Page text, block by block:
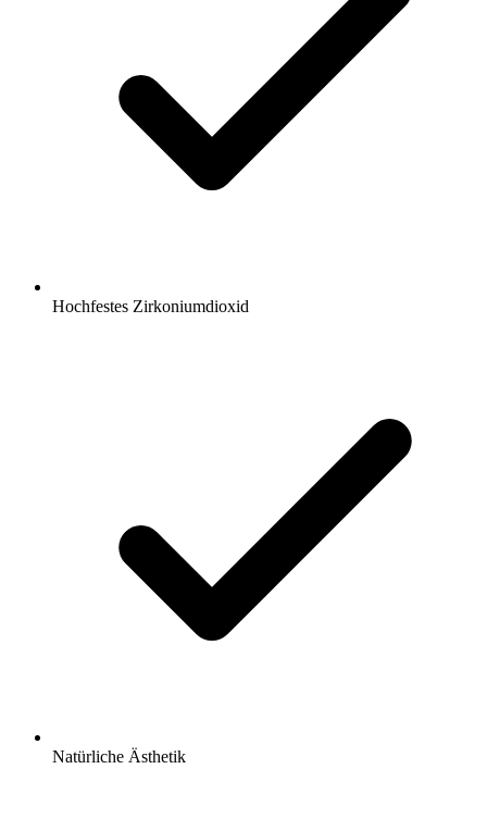
Hochfestes Zirkoniumdioxid
Natürliche Ästhetik